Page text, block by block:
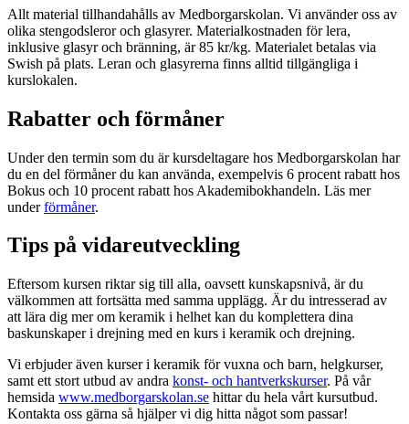
Allt material tillhandahålls av Medborgarskolan. Vi använder oss av
olika stengodsleror och glasyrer. Materialkostnaden för lera,
inklusive glasyr och bränning, är 85 kr/kg. Materialet betalas via
Swish på plats. Leran och glasyrerna finns alltid tillgängliga i
kurslokalen.
Rabatter och förmåner
Under den termin som du är kursdeltagare hos Medborgarskolan har
du en del förmåner du kan använda, exempelvis 6 procent rabatt hos
Bokus och 10 procent rabatt hos Akademibokhandeln. Läs mer
underförmåner.
Tips på vidareutveckling
Eftersom kursen riktar sig till alla, oavsett kunskapsnivå, är du
välkommen att fortsätta med samma upplägg. Är du intresserad av
att lära dig mer om keramik i helhet kan du komplettera dina
baskunskaper i drejning med en kurs i keramik och drejning.
Vi erbjuder även kurser i keramik för vuxna och barn, helgkurser,
samt ett stort utbud av andra konst- och hantverkskurser. På vår
hemsida www.medborgarskolan.se hittar du hela vårt kursutbud.
Kontakta oss gärna så hjälper vi dig hitta något som passar!